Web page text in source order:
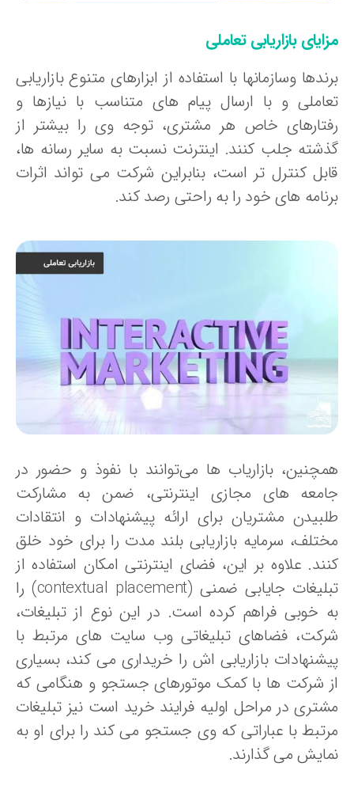
بازاریابی تعاملی
وسازمانها با استفاده از ابزارهای متنوع بازاریابی
و با ارسال پیام های متناسب با نیازها و
خاص هر مشتری، توجه وی را بیشتر از
جلب کنند. اینترنت نسبت به سایر رسانه ها،
کنترل تر است، بنابراین شرکت می تواند اثرات
های خود را به راحتی رصد کند.
بازاریاب ها می‌توانند با نفوذ و حضور در
های مجازی اینترنتی، ضمن به مشارکت
مشتریان برای ارائه پیشنهادات و انتقادات
سرمایه بازاریابی بلند مدت را برای خود خلق
علاوه بر این، فضای اینترنتی امکان استفاده از
تبلیغات جایابی ضمنی (contextual placement) را
خوبی فراهم کرده است. در این نوع از تبلیغات،
فضاهای تبلیغاتی وب سایت های مرتبط با
بازاریابی اش را خریداری می کند، بسیاری
شرکت ها با کمک موتورهای جستجو و هنگامی که
در مراحل اولیه فرایند خرید است نیز تبلیغات
با عباراتی که وی جستجو می کند را برای او به
می گذارند.